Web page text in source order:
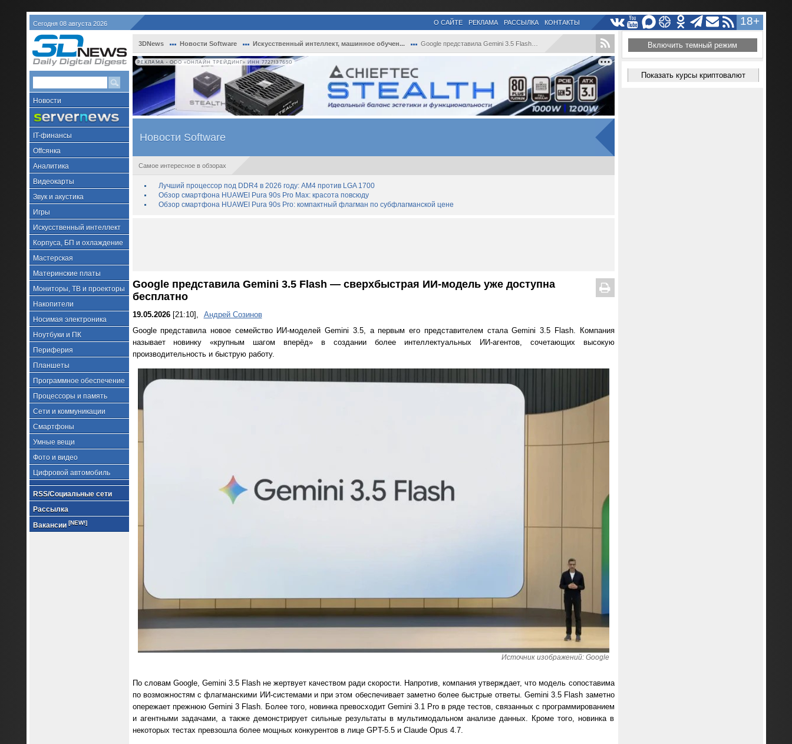
Сегодня 08 августа 2026 18+
О САЙТЕ РЕКЛАМА РАССЫЛКА КОНТАКТЫ
Новости
IT-финансы
Offсянка
Аналитика
Видеокарты
Звук и акустика
Игры
Искусственный интеллект
Корпуса, БП и охлаждение
Мастерская
Материнские платы
Мониторы, ТВ и проекторы
Накопители
Носимая электроника
Ноутбуки и ПК
Периферия
Планшеты
Программное обеспечение
Процессоры и память
Сети и коммуникации
Смартфоны
Умные вещи
Фото и видео
Цифровой автомобиль
RSS/Социальные сети
Рассылка
Вакансии [NEW!]
3DNews Новости Software Искусственный интеллект, машинное обучен... Google представила Gemini 3.5 Flash — св...
РЕКЛАМА • ООО «ОНЛАЙН ТРЕЙДИНГ» ИНН 7727137650
Новости Software
Самое интересное в обзорах
Лучший процессор под DDR4 в 2026 году: AM4 против LGA 1700
Обзор смартфона HUAWEI Pura 90s Pro Max: красота повсюду
Обзор смартфона HUAWEI Pura 90s Pro: компактный флагман по субфлагманской цене
Google представила Gemini 3.5 Flash — сверхбыстрая ИИ-модель уже доступна
бесплатно
19.05.2026[21:10],
Андрей Созинов
Google представила новое семейство ИИ-моделей Gemini 3.5, а первым его представителем стала Gemini 3.5 Flash. Компания
называет новинку «крупным шагом вперёд» в создании более интеллектуальных ИИ-агентов, сочетающих высокую
производительность и быструю работу.
Источник изображений: Google
По словам Google, Gemini 3.5 Flash не жертвует качеством ради скорости. Напротив, компания утверждает, что модель сопоставима
по возможностям с флагманскими ИИ-системами и при этом обеспечивает заметно более быстрые ответы. Gemini 3.5 Flash заметно
опережает прежнюю Gemini 3 Flash. Более того, новинка превосходит Gemini 3.1 Pro в ряде тестов, связанных с программированием
и агентными задачами, а также демонстрирует сильные результаты в мультимодальном анализе данных. Кроме того, новинка в
некоторых тестах превзошла более мощных конкурентов в лице GPT-5.5 и Claude Opus 4.7.
Включить темный режим
Показать курсы криптовалют